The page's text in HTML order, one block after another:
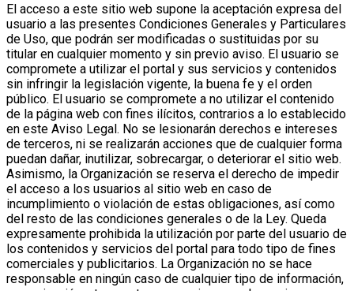
El acceso a este sitio web supone la aceptación expresa del
usuario a las presentes Condiciones Generales y Particulares
de Uso, que podrán ser modificadas o sustituidas por su
titular en cualquier momento y sin previo aviso. El usuario se
compromete a utilizar el portal y sus servicios y contenidos
sin infringir la legislación vigente, la buena fe y el orden
público. El usuario se compromete a no utilizar el contenido
de la página web con fines ilícitos, contrarios a lo establecido
en este Aviso Legal. No se lesionarán derechos e intereses
de terceros, ni se realizarán acciones que de cualquier forma
puedan dañar, inutilizar, sobrecargar, o deteriorar el sitio web.
Asimismo, la Organización se reserva el derecho de impedir
el acceso a los usuarios al sitio web en caso de
incumplimiento o violación de estas obligaciones, así como
del resto de las condiciones generales o de la Ley. Queda
expresamente prohibida la utilización por parte del usuario de
los contenidos y servicios del portal para todo tipo de fines
comerciales y publicitarios. La Organización no se hace
responsable en ningún caso de cualquier tipo de información,